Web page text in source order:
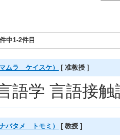
中1-2件目
ムラ ケイスケ） [ 准教授 ]
語学 言語接
バタメ トモミ） [ 教授 ]